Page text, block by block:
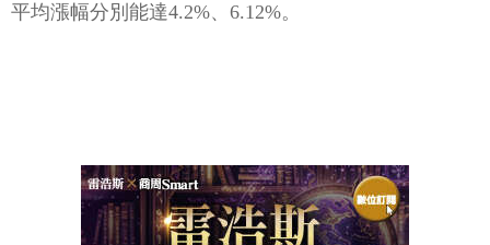
平均漲幅分別能達4.2%、6.12%。